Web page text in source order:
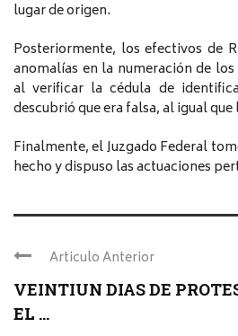
lugar de origen.
Posteriormente, los efectivos de
anomalías en la numeración de
al verificar la cédula de
descubrió que era falsa, al igual
Finalmente, el Juzgado Federal
hecho y dispuso las actuaciones
Articulo Anterior
VEINTIUN DIAS DE
EL ...